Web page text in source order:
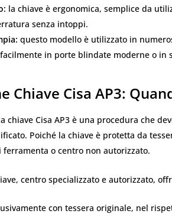
la chiave è ergonomica, semplice da
senza intoppi.
questo modello è utilizzato in
in porte blindate moderne o in
Chiave Cisa AP3:
chiave Cisa AP3 è una procedura che
Poiché la chiave è protetta da
o centro non autorizzato.
centro specializzato e autorizzato,
con tessera originale, nel